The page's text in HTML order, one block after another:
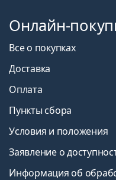
Онлайн-
Все о покупках
Доставка
Оплата
Пункты сбора
Условия и положения
Заявление о
Информация об